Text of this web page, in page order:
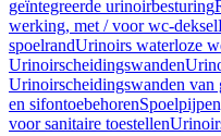
geïntegreerde urinoirbesturing
werking, met / voor wc-deksel
spoelrandUrinoirs waterloze
Urinoirscheidingswanden
Urinoirscheidingswanden van
en sifontoebehoren
voor sanitaire toestellen